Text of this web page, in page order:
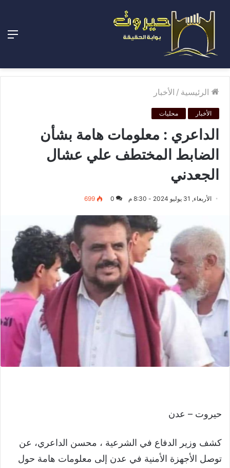
الرئيسية / الأخبار
الأخبار محليات
الداعري : معلومات هامة بشأن
الضابط المختطف علي عشال
الجعدني
الأربعاء, 31 يوليو 2024 - 8:30 م 0
699
حيروت – عدن
كشف وزير الدفاع في الشرعية ، محسن الداعري، عن
توصل الأجهزة الأمنية في عدن إلى معلومات هامة حول